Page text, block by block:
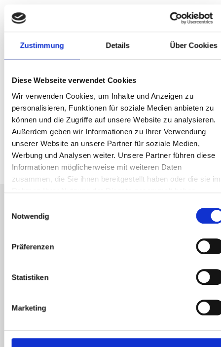
Zustimmung Details Über Cookies
Diese Webseite verwendet Cookies
Wir verwenden Cookies, um Inhalte und Anzeigen zu
personalisieren, Funktionen für soziale Medien anbieten zu
können und die Zugriffe auf unsere Website zu analysieren.
Außerdem geben wir Informationen zu Ihrer Verwendung
unserer Website an unsere Partner für soziale Medien,
Werbung und Analysen weiter. Unsere Partner führen diese
Informationen möglicherweise mit weiteren Daten
zusammen, die Sie ihnen bereitgestellt haben oder die sie im
Notwendig
Präferenzen
Statistiken
Marketing
Sie haben noch offene
Fragen?
uns:
KONTAKT AUFNEHMEN